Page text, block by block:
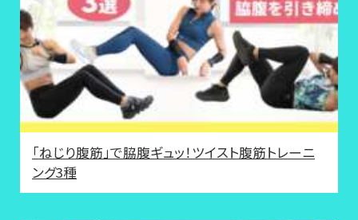
「ねじり腹筋」で脇腹ギュッ！ツイスト腹筋トレーニ
ング3種